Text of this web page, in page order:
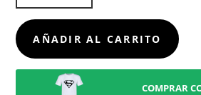
CANTIDAD
AÑADIR AL CARRITO
COMPRAR